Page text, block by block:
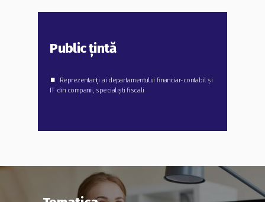
⏹ Reprezentanți ai departamentului financiar-contabil și
IT din companii, specialiști fiscali
Publicțintă